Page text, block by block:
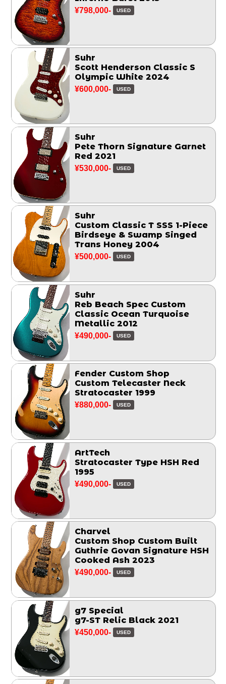
¥798,000- USED
Suhr
Scott Henderson Classic S
Olympic White 2024
¥600,000- USED
Suhr
Pete Thorn Signature Garnet
Red 2021
¥530,000- USED
Suhr
Custom Classic T SSS 1-Piece
Birdseye & Swamp Singed
Trans Honey 2004
¥500,000- USED
Suhr
Reb Beach Spec Custom
Classic Ocean Turquoise
Metallic 2012
¥490,000- USED
Fender Custom Shop
Custom Telecaster Neck
Stratocaster 1999
¥880,000- USED
ArtTech
Stratocaster Type HSH Red
1995
¥490,000- USED
Charvel
Custom Shop Custom Built
Guthrie Govan Signature HSH
Cooked Ash 2023
¥490,000- USED
g7 Special
g7-ST Relic Black 2021
¥450,000- USED